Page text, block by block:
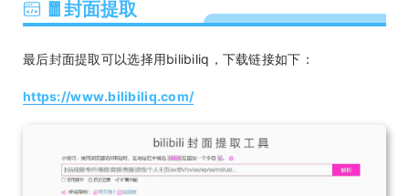
🧧封面提取
最后封面提取可以选择用bilibiliq，下载链接如下：
https://www.bilibiliq.com/